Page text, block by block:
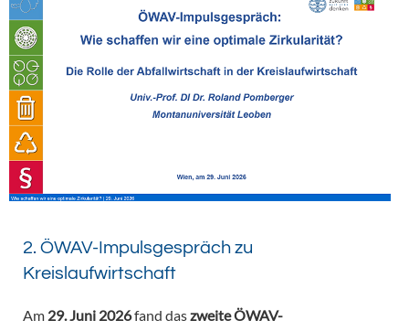
2. ÖWAV-Impulsgespräch zu
Kreislaufwirtschaft
Am 29. Juni 2026fand daszweite ÖWAV-